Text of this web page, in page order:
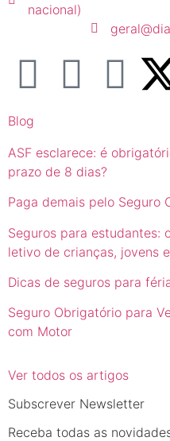
nacional)
Blog
ASF esclarece: é
prazo de 8 dias?
Paga demais pelo Seguro
Seguros para estudantes:
letivo de crianças, jovens
Dicas de seguros para
Seguro Obrigatório para
com Motor
Ver todos os artigos
Subscrever Newsletter
Receba todas as